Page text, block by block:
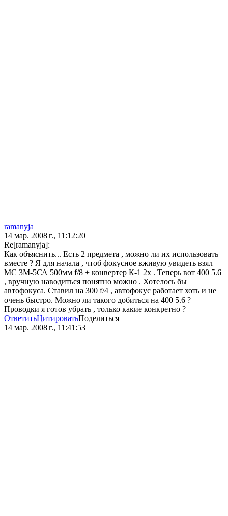
ramanyja
14 мар. 2008 г., 11:12:20
Re[ramanyja]:
Как объяснить... Есть 2 предмета , можно ли их использовать
вместе ? Я для начала , чтоб фокусное вживую увидеть взял
МС 3М-5СА 500мм f/8 + конвертер К-1 2х . Теперь вот 400 5.6
, вручную наводиться понятно можно . Хотелось бы
автофокуса. Ставил на 300 f/4 , автофокус работает хоть и не
очень быстро. Можно ли такого добиться на 400 5.6 ?
Проводки я готов убрать , только какие конкретно ?
ОтветитьЦитироватьПоделиться
14 мар. 2008 г., 11:41:53